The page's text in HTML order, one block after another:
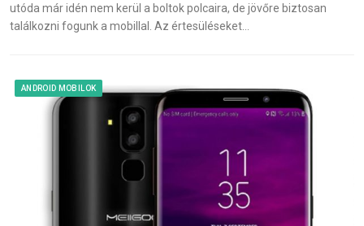
utóda már idén nem kerül a boltok polcaira, de jövőre biztosan
találkozni fogunk a mobillal. Az értesüléseket…
ANDROID MOBILOK